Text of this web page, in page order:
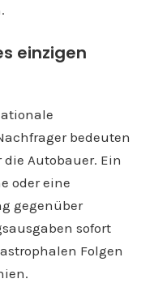
einzigen
bedeuten
Autobauer. Ein
oder eine
gegenüber
sofort
Folgen